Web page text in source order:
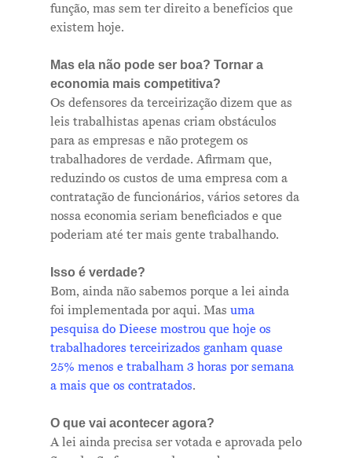
função, mas sem ter direito a benefícios que
existem hoje.
Mas ela não pode ser boa? Tornar a
economia mais competitiva?
Os defensores da terceirização dizem que as
leis trabalhistas apenas criam obstáculos
para as empresas e não protegem os
trabalhadores de verdade. Afirmam que,
reduzindo os custos de uma empresa com a
contratação de funcionários, vários setores da
nossa economia seriam beneficiados e que
poderiam até ter mais gente trabalhando.
Isso é verdade?
Bom, ainda não sabemos porque a lei ainda
foi implementada por aqui. Mas uma
pesquisa do Dieese mostrou que hoje os
trabalhadores terceirizados ganham quase
25% menos e trabalham 3 horas por semana
a mais que os contratados.
O que vai acontecer agora?
A lei ainda precisa ser votada e aprovada pelo